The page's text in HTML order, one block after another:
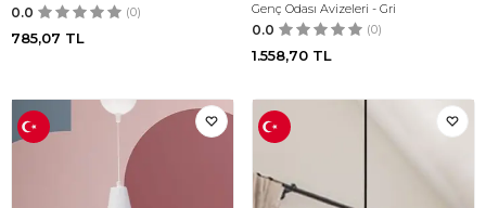
0.0 (0)
785,07 TL
Genç Odası Avizeleri - Gri
0.0 (0)
1.558,70 TL